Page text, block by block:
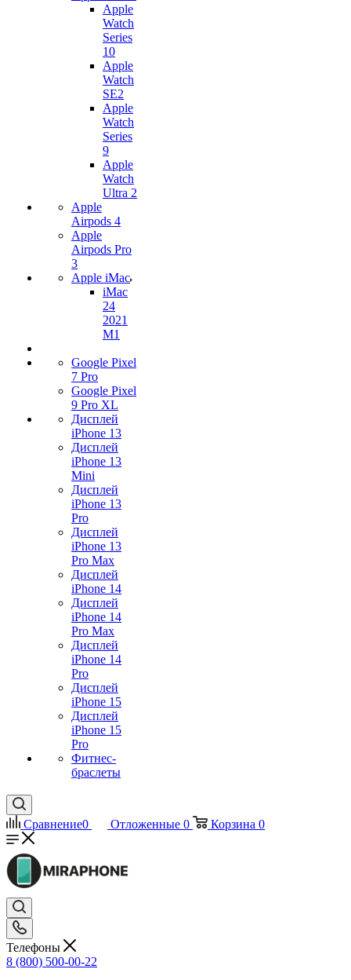
Apple
Watch
Series
10
Apple
Watch
SE2
Apple
Watch
Series
9
Apple
Watch
Ultra 2
Apple
Airpods 4
Apple
Airpods Pro
3
Apple iMac
iMac
24
2021
M1
Google Pixel
7 Pro
Google Pixel
9 Pro XL
Дисплей
iPhone 13
Дисплей
iPhone 13
Mini
Дисплей
iPhone 13
Pro
Дисплей
iPhone 13
Pro Max
Дисплей
iPhone 14
Дисплей
iPhone 14
Pro Max
Дисплей
iPhone 14
Pro
Дисплей
iPhone 15
Дисплей
iPhone 15
Pro
Фитнес-
браслеты
Сравнение0 Отложенные 0 Корзина 0
Телефоны
8 (800) 500-00-22